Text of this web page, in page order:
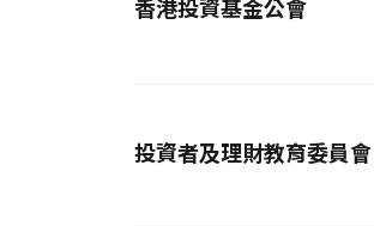
香港投資基金公會
投資者及理財教育委員會